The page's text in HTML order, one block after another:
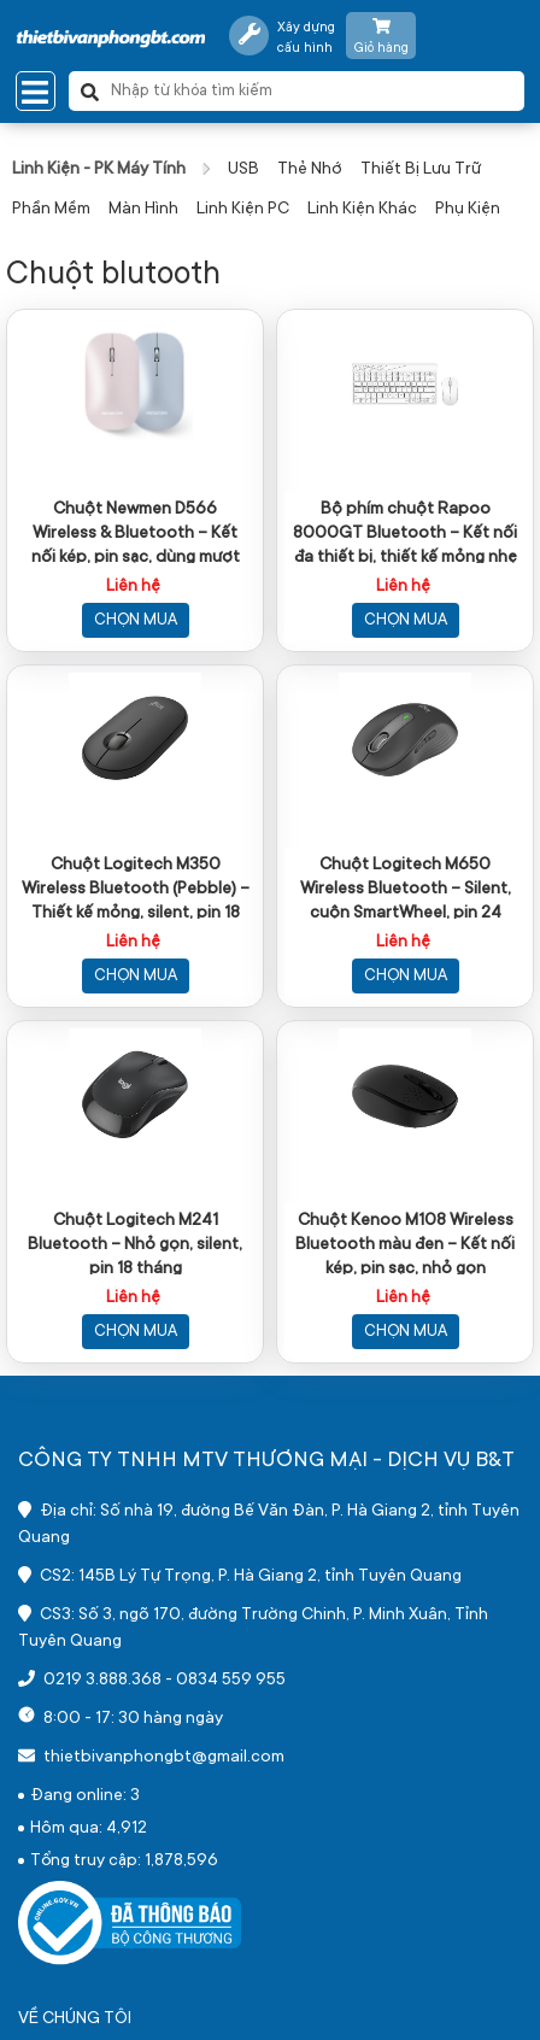
Xây dựng
cấu hình
Giỏ hàng
Linh Kiện - PK Máy Tính USB Thẻ Nhớ Thiết Bị Lưu Trữ
Phần Mềm Màn Hình Linh Kiện PC Linh Kiện Khác Phụ Kiện
Chuột blutooth
Chuột Newmen D566
Wireless & Bluetooth – Kết
nối kép, pin sạc, dùng mượt
Liên hệ
CHỌN MUA
Bộ phím chuột Rapoo
8000GT Bluetooth – Kết nối
đa thiết bị, thiết kế mỏng nhẹ
Liên hệ
CHỌN MUA
Chuột Logitech M350
Wireless Bluetooth (Pebble) –
Thiết kế mỏng, silent, pin 18
tháng
Liên hệ
CHỌN MUA
Chuột Logitech M650
Wireless Bluetooth – Silent,
cuộn SmartWheel, pin 24
tháng
Liên hệ
CHỌN MUA
Chuột Logitech M241
Bluetooth – Nhỏ gọn, silent,
pin 18 tháng
Liên hệ
CHỌN MUA
Chuột Kenoo M108 Wireless
Bluetooth màu đen – Kết nối
kép, pin sạc, nhỏ gọn
Liên hệ
CHỌN MUA
CÔNG TY TNHH MTV THƯƠNG MẠI - DỊCH VỤ B&T
Địa chỉ: Số nhà 19, đường Bế Văn Đàn, P. Hà Giang 2, tỉnh Tuyên
Quang
CS2: 145B Lý Tự Trọng, P. Hà Giang 2, tỉnh Tuyên Quang
CS3: Số 3, ngõ 170, đường Trường Chinh, P. Minh Xuân, Tỉnh
Tuyên Quang
0219 3.888.368 - 0834 559 955
8:00 - 17: 30 hàng ngày
thietbivanphongbt@gmail.com
Đang online: 3
Hôm qua: 4,912
Tổng truy cập: 1,878,596
VỀ CHÚNG TÔI